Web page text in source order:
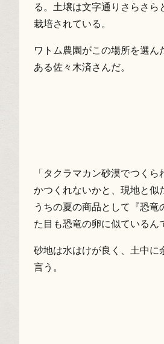
る。土壌は文字通りさらさ
栽培されている。
ワトム農園がこの場所を選
ある佐々木済さんだ。
「タクラマカン砂漠でつく
かつくれないかと、現地と似
うちの夏の商品として『恐
た目も恐竜の卵に似ているん
砂地は水はけが良く、土中に
言う。